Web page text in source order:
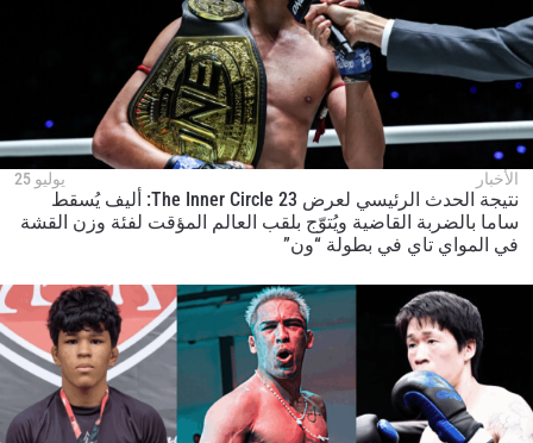
الأخبار يوليو 25
نتيجة الحدث الرئيسي لعرض The Inner Circle 23: أليف يُسقط
ساما بالضربة القاضية ويُتوّج بلقب العالم المؤقت لفئة وزن القشة
في المواي تاي في بطولة “ون”